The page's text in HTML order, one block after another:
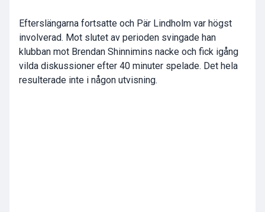
Efterslängarna fortsatte och Pär Lindholm var högst
involverad. Mot slutet av perioden svingade han
klubban mot Brendan Shinnimins nacke och fick igång
vilda diskussioner efter 40 minuter spelade. Det hela
resulterade inte i någon utvisning.